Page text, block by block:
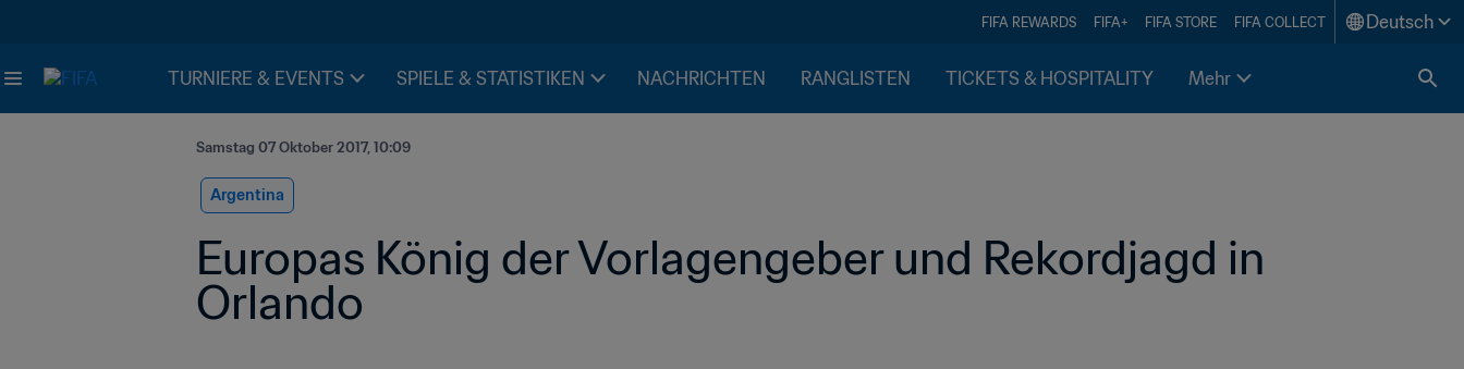
FIFA REWARDS FIFA+ FIFA STORE FIFA COLLECT Deutsch
TURNIERE & EVENTS SPIELE & STATISTIKEN NACHRICHTEN RANGLISTEN TICKETS & HOSPITALITY Mehr
Samstag 07 Oktober 2017, 10:09
Argentina
Europas König der Vorlagengeber und Rekordjagd in
Orlando